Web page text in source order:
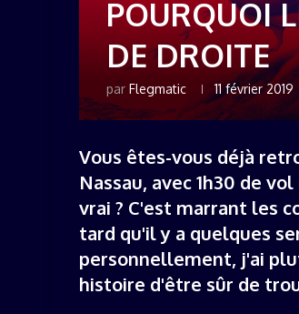
POURQUOI
DE DROITE
par Flegmatic 11 février 2019
Vous êtes-vous déjà
Nassau, avec 1h30 de
vrai ? C'est marrant les
tard qu'il y a quelques
personnellement, j'ai
histoire d'être sûr de